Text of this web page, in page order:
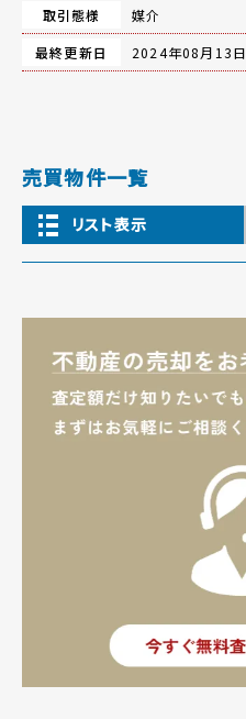
取引態様
媒介
最終更新日
2024年08月13日
売買物件一覧
リスト表示